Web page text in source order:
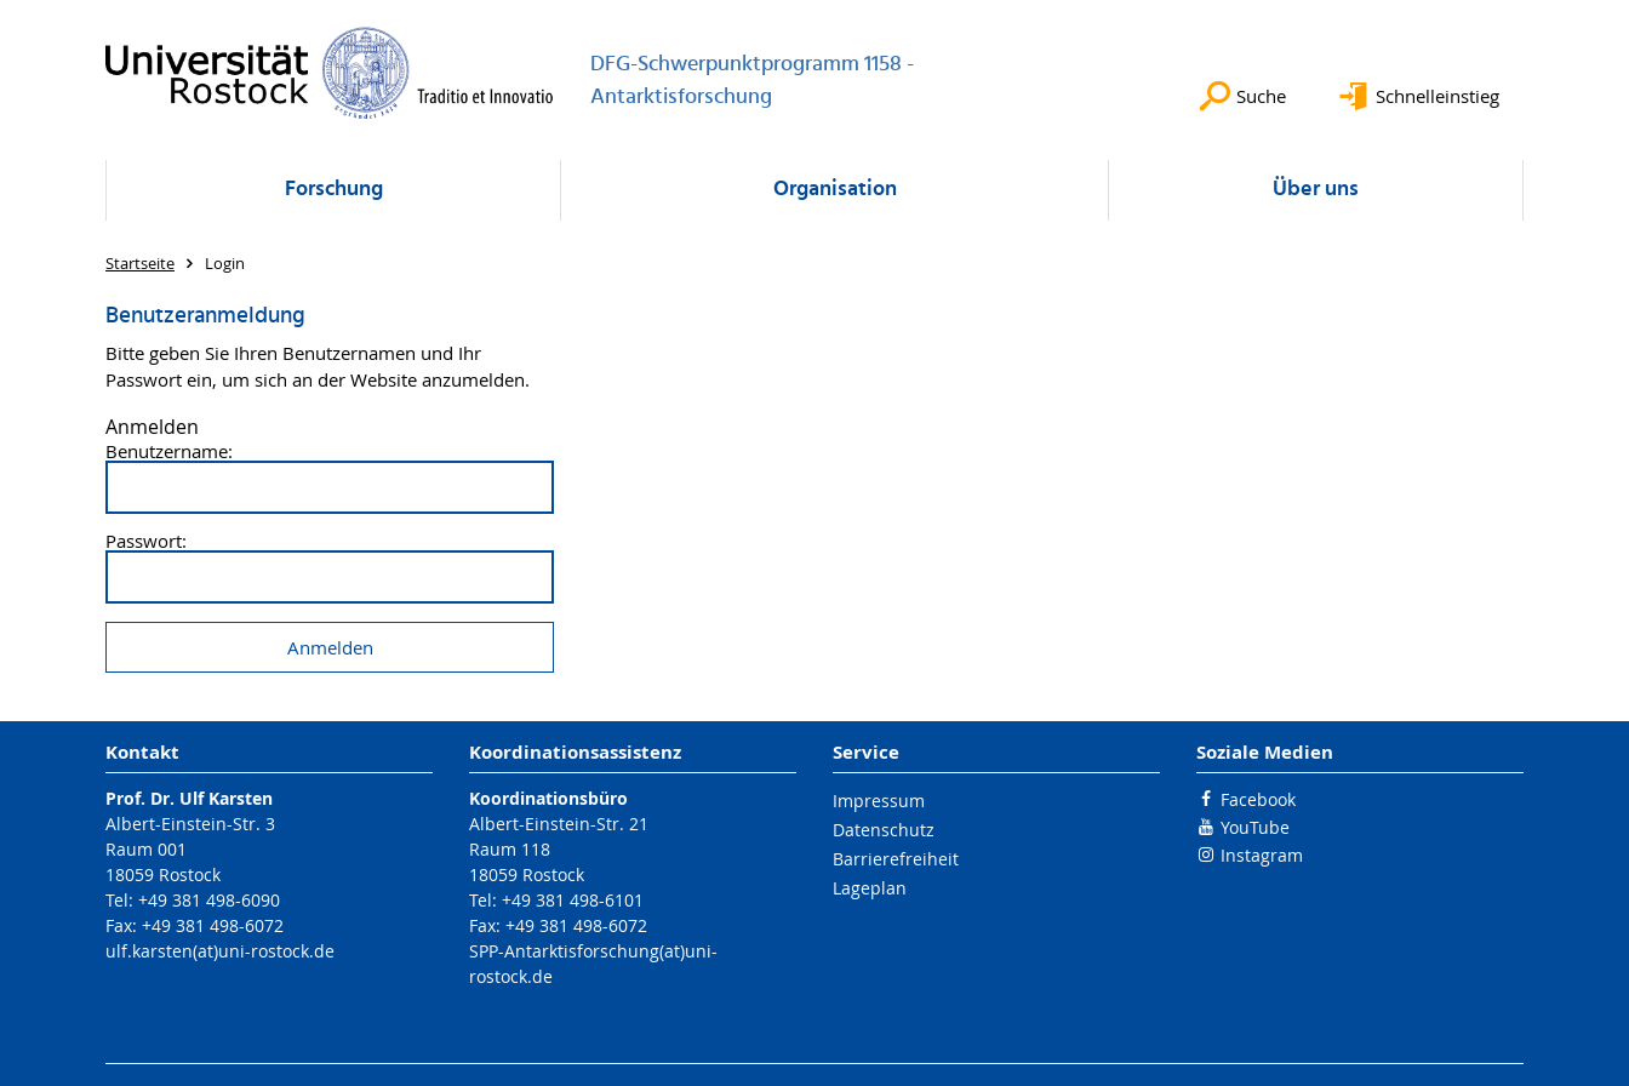
DFG-Schwerpunktprogramm 1158 -
Antarktisforschung
Suche Schnelleinstieg
Forschung Organisation Über uns
Startseite Login
Benutzeranmeldung
Bitte geben Sie Ihren Benutzernamen und Ihr
Passwort ein, um sich an der Website anzumelden.
Anmelden
Benutzername:
Passwort:
Kontakt
Prof. Dr. Ulf Karsten
Albert-Einstein-Str. 3
Raum 001
18059 Rostock
Tel: +49 381 498-6090
Fax: +49 381 498-6072
ulf.karsten(at)uni-rostock.de
Koordinationsassistenz
Koordinationsbüro
Albert-Einstein-Str. 21
Raum 118
18059 Rostock
Tel: +49 381 498-6101
Fax: +49 381 498-6072
SPP-Antarktisforschung(at)uni-
rostock.de
Service
Impressum
Datenschutz
Barrierefreiheit
Lageplan
Soziale Medien
Facebook
YouTube
Instagram